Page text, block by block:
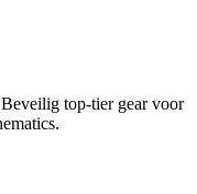
top-tier gear voor